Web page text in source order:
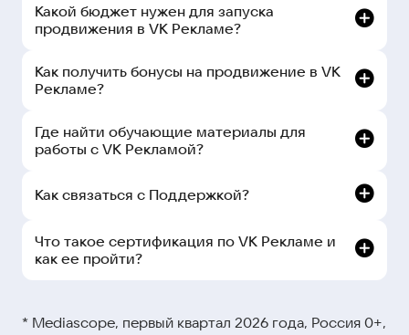
Какой бюджет нужен для запуска
продвижения в VK Рекламе?
Как получить бонусы на продвижение в VK
Рекламе?
Где найти обучающие материалы для
работы с VK Рекламой?
Вебинары →
Как связаться с Поддержкой?
Что такое сертификация по VK Рекламе и
как ее пройти?
* Mediascope, первый квартал 2026 года, Россия 0+,